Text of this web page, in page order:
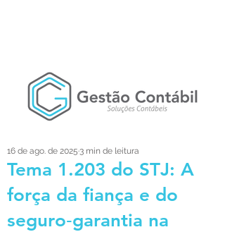
Tema 1.203 do STJ: A
força da fiança e do
seguro‑garantia na
16 de ago. de 2025 3 min de leitura